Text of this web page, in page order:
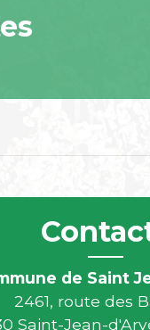
de Saint
2461, route des
Saint-Jean-